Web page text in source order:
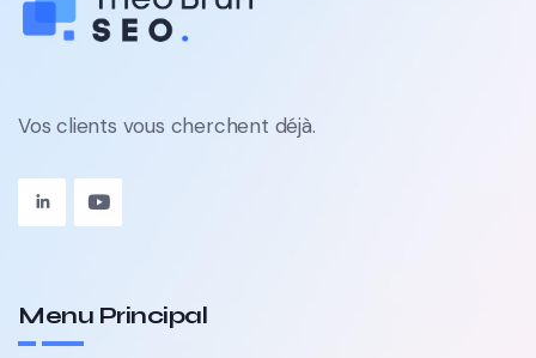
Vos clients vous cherchent déjà.
Menu Principal